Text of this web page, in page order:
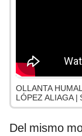
OLLANTA
LÓPEZ ALIAGA |
Del mismo